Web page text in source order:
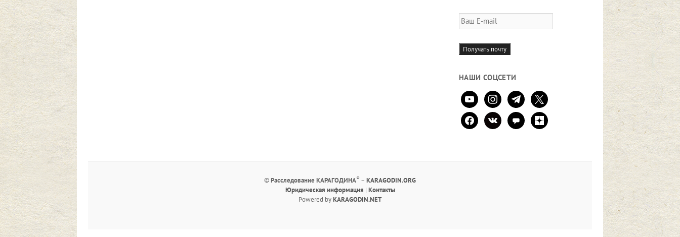
Ваш
E-
mail
Получать почту
НАШИ СОЦСЕТИ
youtubeinstagramtelegram
x
facebookvkontaktecomment
zen-
yandex
©Расследование КАРАГОДИНА® – KARAGODIN.ORG
Юридическая информация | Контакты
Powered byKARAGODIN.NET